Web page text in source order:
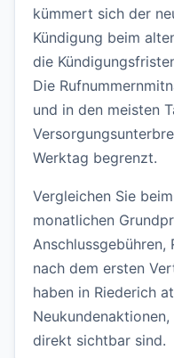
kümmert sich der
Kündigung beim
die
Die
und in den meisten
Werktag begrenzt.
Vergleichen Sie
monatlichen
Anschlussgebühren,
nach dem ersten
haben in Riederich
direkt sichtbar sind.